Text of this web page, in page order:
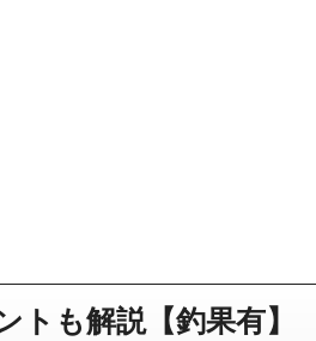
も解説【釣果有】